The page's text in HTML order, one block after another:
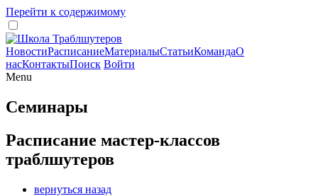
Перейти к содержимому
НовостиРасписаниеМатериалыСтатьиКомандаО
насКонтактыПоиск Войти
Menu
Семинары
Расписание мастер-классов
траблшутеров
вернуться назад